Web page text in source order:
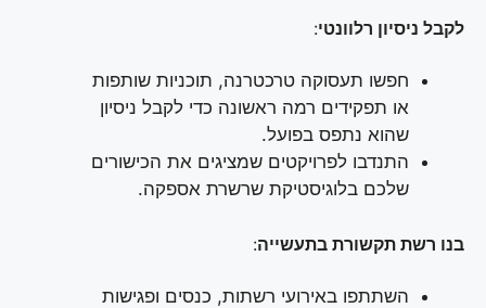
לקבל ניסיון רלוונטי:
חפשו תעסוקה טרכטרנה, תוכניות שותפות
או תפקידים רמה ראשונה כדי לקבל ניסיון
שהוא נתפס בפועל.
התנדבו לפרויקטים שמציגים את הכישורים
שלכם בלוגיסטיקת שרשרת אספקה.
בנו רשת תקשורת בתעשייה:
השתתפו באירועי רשתות, כנסים ופגישות